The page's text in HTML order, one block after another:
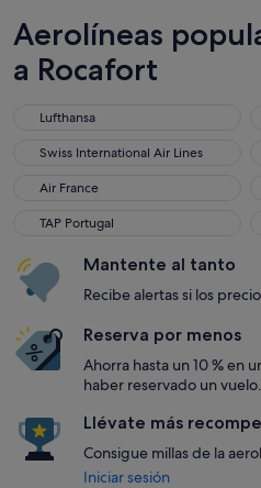
Aerolíneas
a Rocafort
Lufthansa
Lufthansa
Swiss International Air Lines
Swiss International Air Lines
Air France
Air France
TAP Portugal
TAP Portugal
Mantente al tanto
Recibe alertas si los
Reserva por menos
Ahorra hasta un 10 % en
haber reservado un
Llévate más
Consigue millas de la
Iniciar sesión